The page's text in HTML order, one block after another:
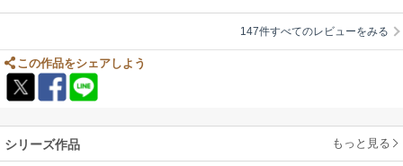
一人が主人公というわけではなく、猫と人、猫と竜が世代を越えて続いて
いく物語というのも壮大で、続きがまた楽しみになります。
147件すべてのレビューをみる
この作品をシェアしよう
シリーズ作品 もっと見る